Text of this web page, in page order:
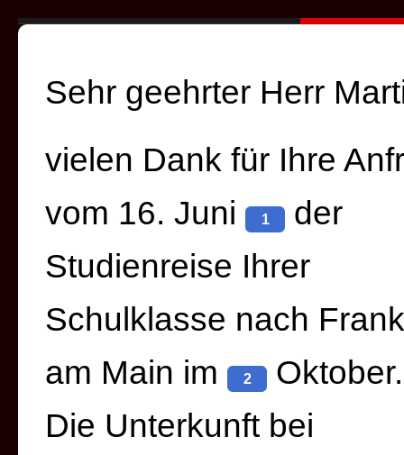
Sehr geehrter Herr
vielen Dank für Ihre
vom 16. Juni
1
der
Studienreise Ihrer
Schulklasse nach
am Main im
2
Oktober.
Die Unterkunft bei